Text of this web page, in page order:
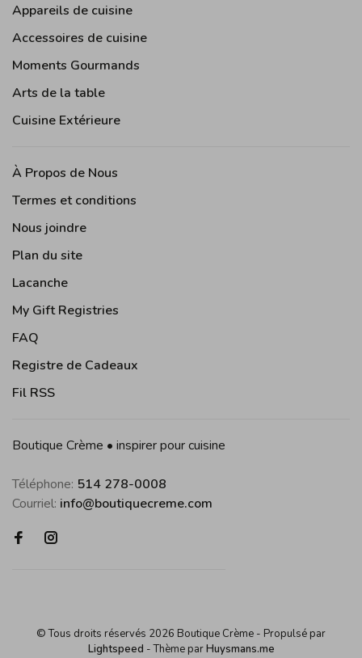
Appareils de cuisine
Accessoires de cuisine
Moments Gourmands
Arts de la table
Cuisine Extérieure
À Propos de Nous
Termes et conditions
Nous joindre
Plan du site
Lacanche
My Gift Registries
FAQ
Registre de Cadeaux
Fil RSS
Boutique Crème • inspirer pour cuisine
Téléphone: 514 278-0008
Courriel: info@boutiquecreme.com
© Tous droits réservés 2026 Boutique Crème - Propulsé par
Lightspeed - Thème parHuysmans.me